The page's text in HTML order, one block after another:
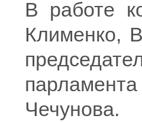
В работе
Клименко,